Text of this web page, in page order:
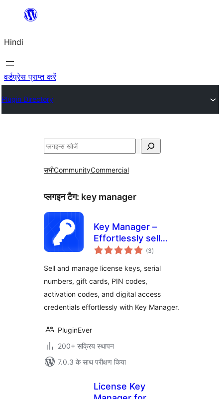
सामग्री
जाएं
Hindi
वर्डप्रेस प्राप्त करें
Plugin Directory
खोजें
सभीCommunityCommercial
प्लगइन टैग: key manager
Key Manager –
Effortlessly sell
license keys, game
gift cards, and
more with
WooCommerce
(3कुल
दर)
Sell and manage license keys, serial
numbers, gift cards, PIN codes,
activation codes, and digital access
credentials effortlessly with Key Manager.
PluginEver
200+ सक्रिय स्थापन
7.0.3 के साथ परीक्षण किया
License Key